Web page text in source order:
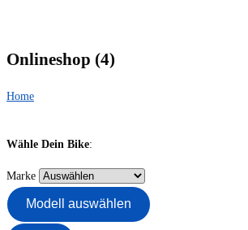
Onlineshop (4)
Home
Wähle Dein Bike:
Marke
Modell auswählen